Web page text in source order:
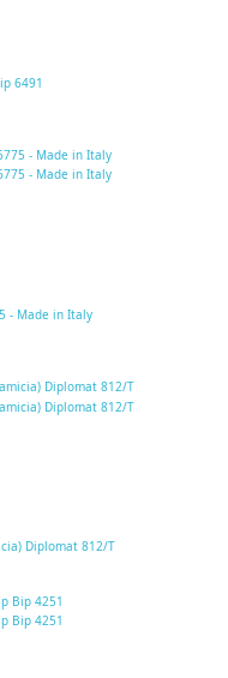
6491
- Made in Italy
Diplomat 812/T